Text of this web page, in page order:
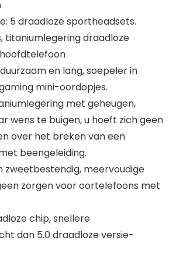
5 draadloze sportheadsets.
titaniumlegering draadloze
en lang, soepeler in
mini-oordopjes.
met geheugen,
wens te buigen, u hoeft zich geen
over het breken van een
beengeleiding.
zweetbestendig, meervoudige
zorgen voor oortelefoons met
chip, snellere
dan 5.0 draadloze versie-